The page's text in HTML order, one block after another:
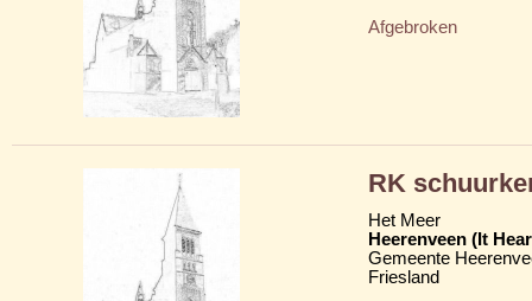
Afgebroken
RK
Het Meer
Heerenveen (It
Gemeente
Friesland